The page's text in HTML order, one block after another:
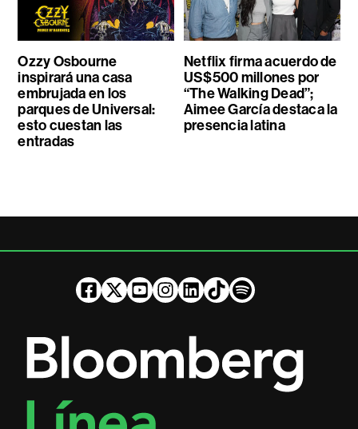
Ozzy Osbourne
inspirará una casa
embrujada en los
parques de Universal:
esto cuestan las
entradas
Netflix firma acuerdo de
US$500 millones por
“The Walking Dead”;
Aimee García destaca la
presencia latina